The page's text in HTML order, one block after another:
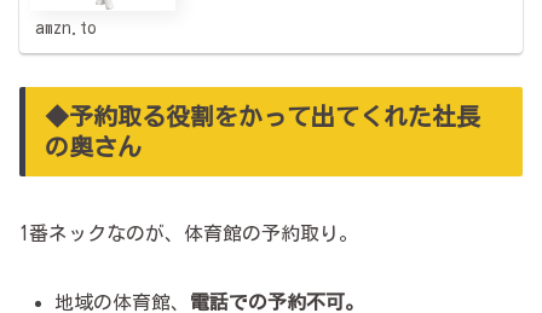
amzn.to
◆予約取る役割をかって出てくれた社長
の奥さん
1番ネックなのが、体育館の予約取り。
地域の体育館、 電話での予約不可。